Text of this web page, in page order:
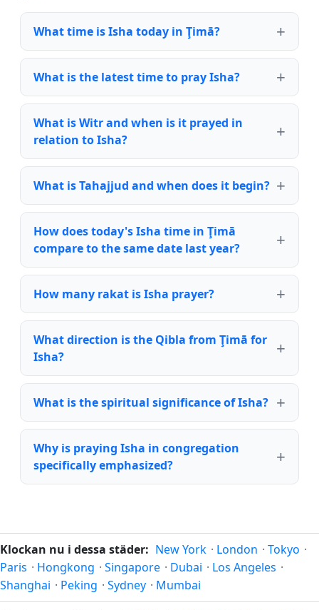
What time is Isha today in Ţimā?
What is the latest time to pray Isha?
What is Witr and when is it prayed in
relation to Isha?
What is Tahajjud and when does it begin?
How does today's Isha time in Ţimā
compare to the same date last year?
How many rakat is Isha prayer?
What direction is the Qibla from Ţimā for
Isha?
What is the spiritual significance of Isha?
Why is praying Isha in congregation
specifically emphasized?
Klockan nu i dessa städer: New York · London · Tokyo ·
Paris · Hongkong · Singapore · Dubai · Los Angeles ·
Shanghai · Peking · Sydney · Mumbai